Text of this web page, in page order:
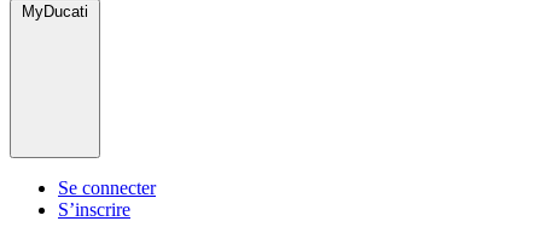
MyDucati
Se connecter
S’inscrire